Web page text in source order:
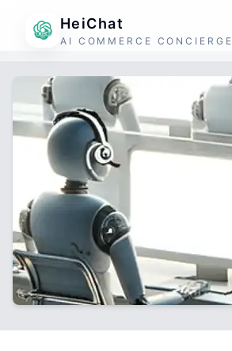
HeiChat
AI COMMERCE CONCIERGE